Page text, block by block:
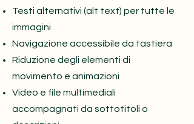
Testi alternativi (alt text) per tutte le
immagini
Navigazione accessibile da tastiera
Riduzione degli elementi di
movimento e animazioni
Video e file multimediali
accompagnati da sottotitoli o